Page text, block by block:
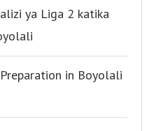
ya Liga 2 katika
in Boyolali